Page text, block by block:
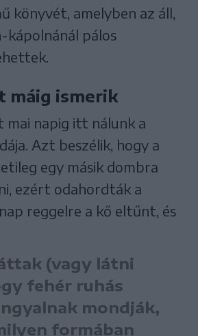
könyvét, amelyben az áll,
kápolnánál pálos
máig ismerik
mai napig itt nálunk a
Azt beszélik, hogy a
egy másik dombra
ezért odahordták a
reggelre a kő eltűnt, és
(vagy látni
fehér ruhás
mondják,
formában